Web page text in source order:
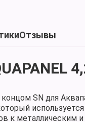
Отзывы
SN для
к металлическим